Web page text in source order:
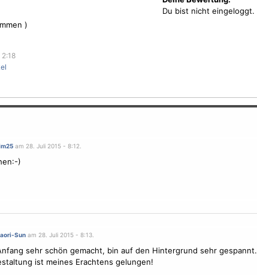
)
Du bist nicht eingeloggt.
am 28. Juli 2015 - 8:12.
)
Sunam 28. Juli 2015 - 8:13.
sehr schön gemacht, bin auf den Hintergrund sehr
ist meines Erachtens gelungen!